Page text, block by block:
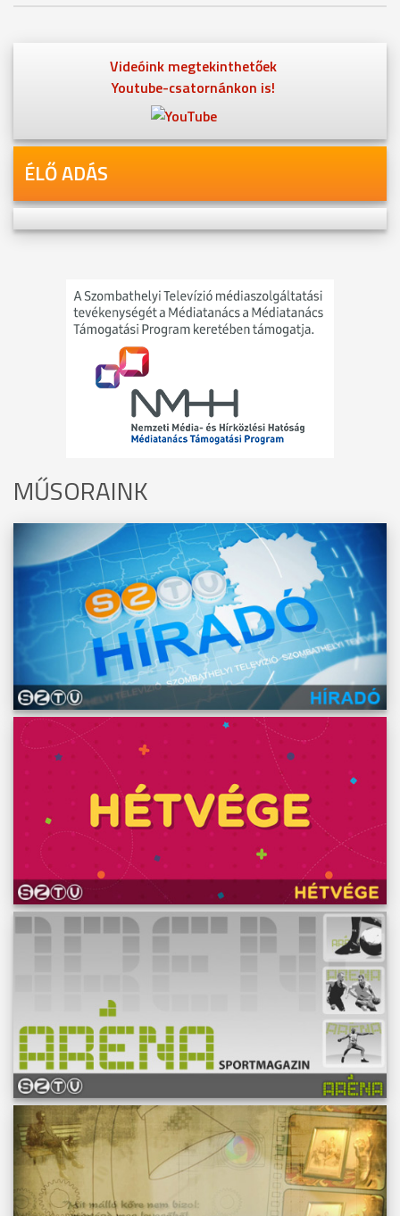
Videóink megtekinthetőek
Youtube-csatornánkon is!
ÉLŐ ADÁS
MŰSORAINK